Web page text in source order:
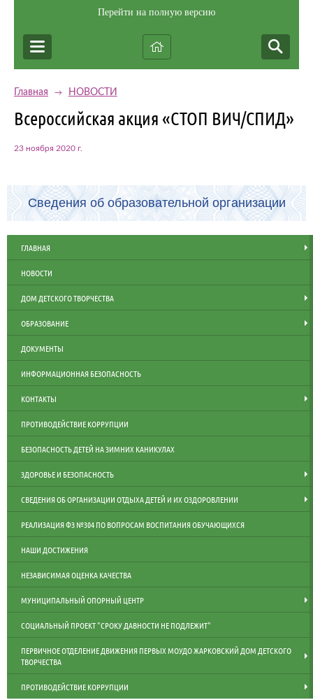
Перейти на полную версию
Главная → НОВОСТИ
Всероссийская акция «СТОП ВИЧ/СПИД»
23 ноября 2020 г.
Сведения об образовательной организации
ГЛАВНАЯ
НОВОСТИ
ДОМ ДЕТСКОГО ТВОРЧЕСТВА
ОБРАЗОВАНИЕ
ДОКУМЕНТЫ
ИНФОРМАЦИОННАЯ БЕЗОПАСНОСТЬ
КОНТАКТЫ
ПРОТИВОДЕЙСТВИЕ КОРРУПЦИИ
БЕЗОПАСНОСТЬ ДЕТЕЙ НА ЗИМНИХ КАНИКУЛАХ
ЗДОРОВЬЕ И БЕЗОПАСНОСТЬ
СВЕДЕНИЯ ОБ ОРГАНИЗАЦИИ ОТДЫХА ДЕТЕЙ И ИХ ОЗДОРОВЛЕНИИ
РЕАЛИЗАЦИЯ ФЗ №304 ПО ВОПРОСАМ ВОСПИТАНИЯ ОБУЧАЮЩИХСЯ
НАШИ ДОСТИЖЕНИЯ
НЕЗАВИСИМАЯ ОЦЕНКА КАЧЕСТВА
МУНИЦИПАЛЬНЫЙ ОПОРНЫЙ ЦЕНТР
СОЦИАЛЬНЫЙ ПРОЕКТ "СРОКУ ДАВНОСТИ НЕ ПОДЛЕЖИТ"
ПЕРВИЧНОЕ ОТДЕЛЕНИЕ ДВИЖЕНИЯ ПЕРВЫХ МОУДО ЖАРКОВСКИЙ ДОМ ДЕТСКОГО
ТВОРЧЕСТВА
ПРОТИВОДЕЙСТВИЕ КОРРУПЦИИ